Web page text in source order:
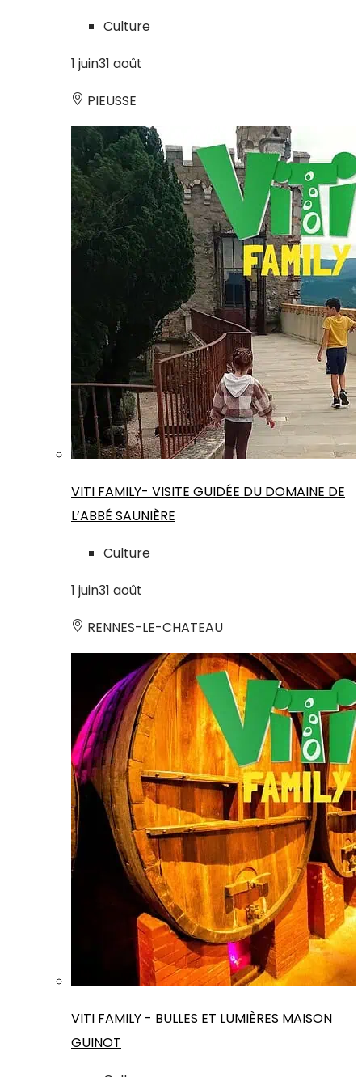
Culture
1 juin31 août
PIEUSSE
VITI FAMILY- VISITE GUIDÉE DU DOMAINE DE
L’ABBÉ SAUNIÈRE
Culture
1 juin31 août
RENNES-LE-CHATEAU
VITI FAMILY - BULLES ET LUMIÈRES MAISON
GUINOT